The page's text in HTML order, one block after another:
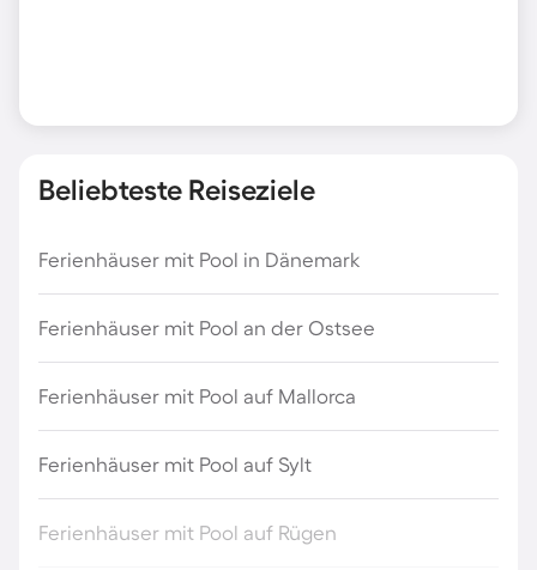
Beliebteste Reiseziele
Ferienhäuser mit Pool in Dänemark
Ferienhäuser mit Pool an der Ostsee
Ferienhäuser mit Pool auf Mallorca
Ferienhäuser mit Pool auf Sylt
Ferienhäuser mit Pool auf Rügen